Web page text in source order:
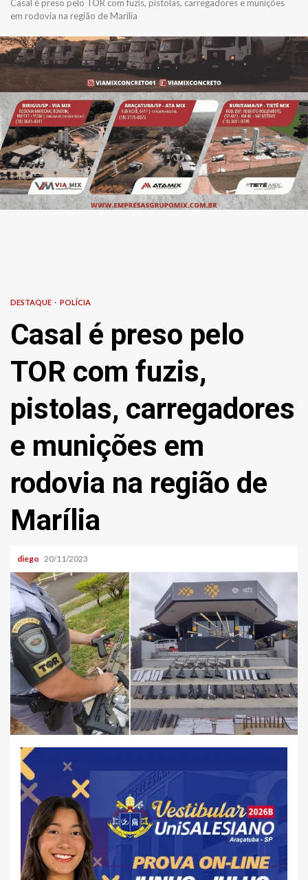
Casal é preso pelo TOR com fuzis, pistolas, carregadores e munições
em rodovia na região de Marília
DESTAQUE POLÍCIA
Casal é preso pelo
TOR com fuzis,
pistolas, carregadores
e munições em
rodovia na região de
Marília
diego 20/11/2023